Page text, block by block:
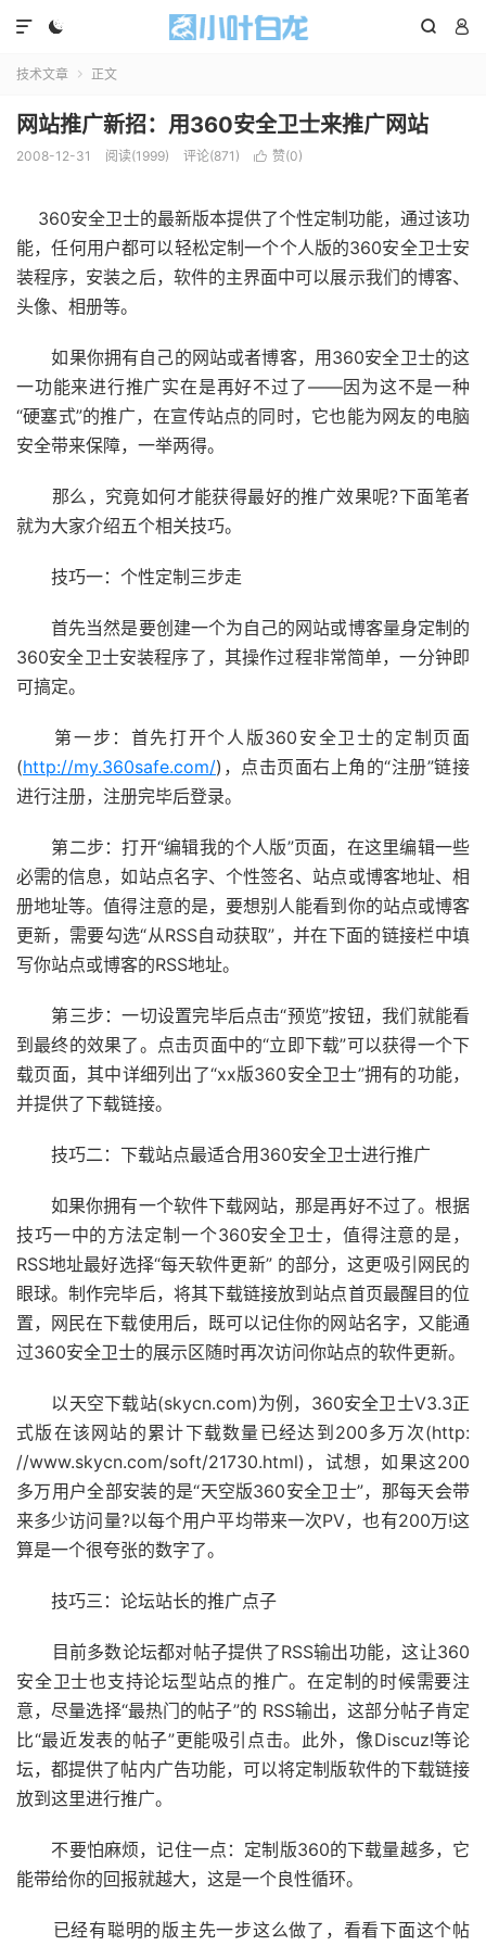
  

技术文章  正文
网站推广新招：用360安全卫士来推广网站
2008-12-31 阅读(1999) 评论(871)  赞(0)
360安全卫士的最新版本提供了个性定制功能，通过该功
能，任何用户都可以轻松定制一个个人版的360安全卫士安
装程序，安装之后，软件的主界面中可以展示我们的博客、
头像、相册等。
如果你拥有自己的网站或者博客，用360安全卫士的这
一功能来进行推广实在是再好不过了——因为这不是一种
“硬塞式”的推广，在宣传站点的同时，它也能为网友的电脑
安全带来保障，一举两得。
那么，究竟如何才能获得最好的推广效果呢?下面笔者
就为大家介绍五个相关技巧。
技巧一：个性定制三步走
首先当然是要创建一个为自己的网站或博客量身定制的
360安全卫士安装程序了，其操作过程非常简单，一分钟即
可搞定。
第一步：首先打开个人版360安全卫士的定制页面
(http://my.360safe.com/)，点击页面右上角的“注册”链接
进行注册，注册完毕后登录。
第二步：打开“编辑我的个人版”页面，在这里编辑一些
必需的信息，如站点名字、个性签名、站点或博客地址、相
册地址等。值得注意的是，要想别人能看到你的站点或博客
更新，需要勾选“从RSS自动获取”，并在下面的链接栏中填
写你站点或博客的RSS地址。
第三步：一切设置完毕后点击“预览”按钮，我们就能看
到最终的效果了。点击页面中的“立即下载”可以获得一个下
载页面，其中详细列出了“xx版360安全卫士”拥有的功能，
并提供了下载链接。
技巧二：下载站点最适合用360安全卫士进行推广
如果你拥有一个软件下载网站，那是再好不过了。根据
技巧一中的方法定制一个360安全卫士，值得注意的是，
RSS地址最好选择“每天软件更新” 的部分，这更吸引网民的
眼球。制作完毕后，将其下载链接放到站点首页最醒目的位
置，网民在下载使用后，既可以记住你的网站名字，又能通
过360安全卫士的展示区随时再次访问你站点的软件更新。
以天空下载站(skycn.com)为例，360安全卫士V3.3正
式版在该网站的累计下载数量已经达到200多万次(http:
//www.skycn.com/soft/21730.html)，试想，如果这200
多万用户全部安装的是“天空版360安全卫士”，那每天会带
来多少访问量?以每个用户平均带来一次PV，也有200万!这
算是一个很夸张的数字了。
技巧三：论坛站长的推广点子
目前多数论坛都对帖子提供了RSS输出功能，这让360
安全卫士也支持论坛型站点的推广。在定制的时候需要注
意，尽量选择“最热门的帖子”的 RSS输出，这部分帖子肯定
比“最近发表的帖子”更能吸引点击。此外，像Discuz!等论
坛，都提供了帖内广告功能，可以将定制版软件的下载链接
放到这里进行推广。
不要怕麻烦，记住一点：定制版360的下载量越多，它
能带给你的回报就越大，这是一个良性循环。
已经有聪明的版主先一步这么做了，看看下面这个帖